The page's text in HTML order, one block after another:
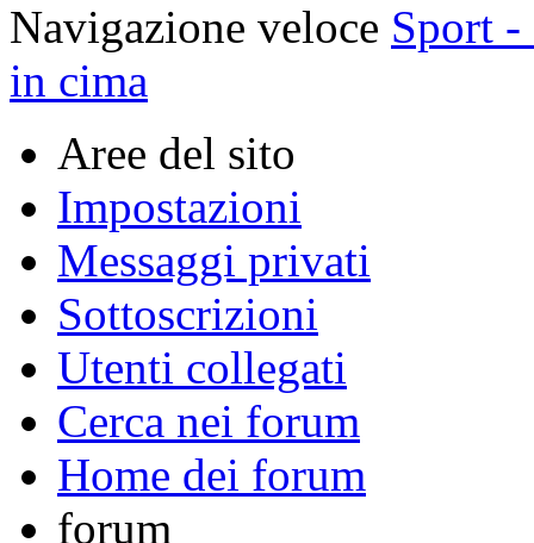
Navigazione veloce Sport -
in cima
Aree del sito
Impostazioni
Messaggi privati
Sottoscrizioni
Utenti collegati
Cerca nei forum
Home dei forum
forum